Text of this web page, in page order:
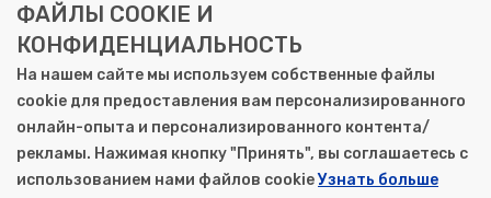
КОНТАКТЫ
Саратов, ул. Осипова, 10А
+7 (8452) 72-65-65
gemera@moya-kniga.ru
ФАЙЛЫ COOKIE И
КОНФИДЕНЦИАЛЬНОСТЬ
На нашем сайте мы используем собственные файлы
cookie для предоставления вам персонализированного
онлайн-опыта и персонализированного контента/
рекламы. Нажимая кнопку "Принять", вы соглашаетесь с
использованием нами файлов cookieУзнать больше